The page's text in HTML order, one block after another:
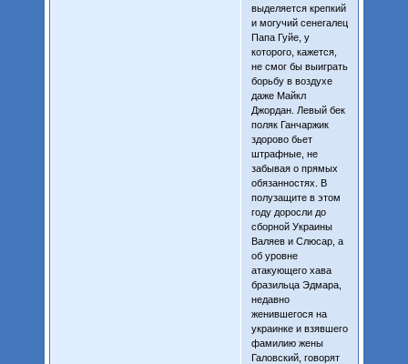
выделяется крепкий
и могучий сенегалец
Папа Гуйе, у
которого, кажется,
не смог бы выиграть
борьбу в воздухе
даже Майкл
Джордан. Левый бек
поляк Ганчаржик
здорово бьет
штрафные, не
забывая о прямых
обязанностях. В
полузащите в этом
году доросли до
сборной Украины
Валяев и Слюсар, а
об уровне
атакующего хава
бразильца Эдмара,
недавно
женившегося на
украинке и взявшего
фамилию жены
Галовский, говорят